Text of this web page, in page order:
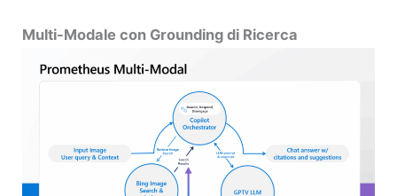
Multi-Modale con Grounding di Ricerca